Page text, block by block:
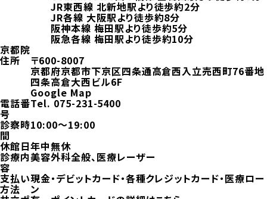
JR東西線 北新地駅より徒歩約2分
JR各線 大阪駅より徒歩約8分
阪神本線 梅田駅より徒歩約5分
阪急各線 梅田駅より徒歩約10分
京都院
住所 〒600-8007
京都府京都市下京区四条通高倉西入立売西町76番地
四条高倉大西ビル6F
Google Map
電話番
号
Tel.075-231-5400
診察時
間
10:00～19:00
休館日年中無休
診療内
容
美容外科全般、医療レーザー
支払い
方法
現金・デビットカード・各種クレジットカード・医療ロー
ン